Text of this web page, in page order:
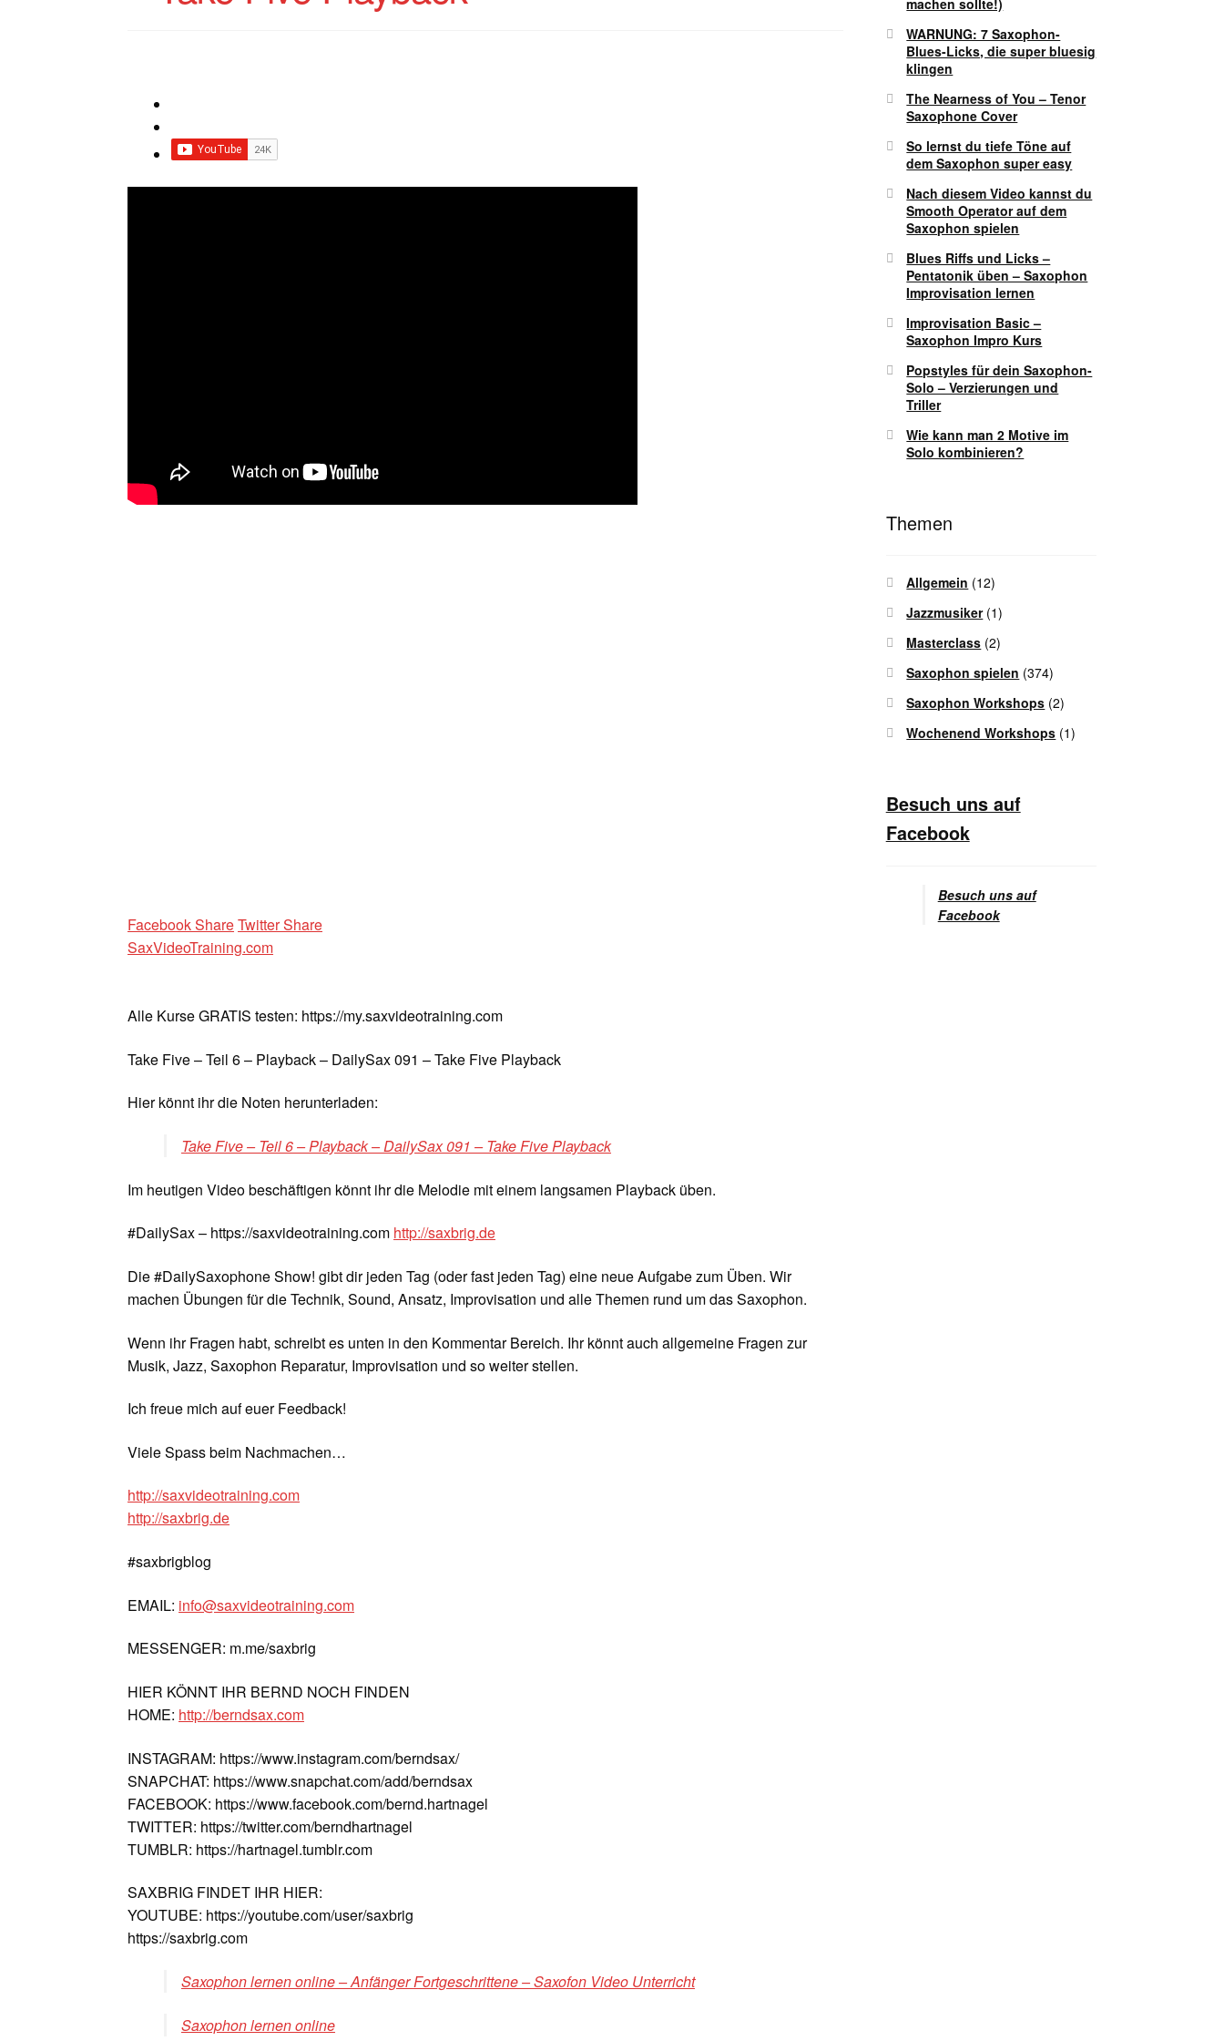
Facebook ShareTwitter Share
SaxVideoTraining.com
Alle Kurse GRATIS testen: https://my.saxvideotraining.com
Take Five – Teil 6 – Playback – DailySax 091 – Take Five Playback
Hier könnt ihr die Noten herunterladen:
Take Five – Teil 6 – Playback – DailySax 091 – Take Five Playback
Im heutigen Video beschäftigen könnt ihr die Melodie mit einem langsamen Playback üben.
#DailySax – https://saxvideotraining.com http://saxbrig.de
Die #DailySaxophone Show! gibt dir jeden Tag (oder fast jeden Tag) eine neue Aufgabe zum Üben. Wir
machen Übungen für die Technik, Sound, Ansatz, Improvisation und alle Themen rund um das Saxophon.
Wenn ihr Fragen habt, schreibt es unten in den Kommentar Bereich. Ihr könnt auch allgemeine Fragen zur
Musik, Jazz, Saxophon Reparatur, Improvisation und so weiter stellen.
Ich freue mich auf euer Feedback!
Viele Spass beim Nachmachen…
http://saxvideotraining.com
http://saxbrig.de
#saxbrigblog
EMAIL: info@saxvideotraining.com
MESSENGER: m.me/saxbrig
HIER KÖNNT IHR BERND NOCH FINDEN
HOME: http://berndsax.com
INSTAGRAM: https://www.instagram.com/berndsax/
SNAPCHAT: https://www.snapchat.com/add/berndsax
FACEBOOK: https://www.facebook.com/bernd.hartnagel
TWITTER: https://twitter.com/berndhartnagel
TUMBLR: https://hartnagel.tumblr.com
SAXBRIG FINDET IHR HIER:
YOUTUBE: https://youtube.com/user/saxbrig
https://saxbrig.com
Saxophon lernen online – Anfänger Fortgeschrittene – Saxofon Video Unterricht
Saxophon lernen online
WARNUNG: 7 Saxophon-
Blues-Licks, die super bluesig
klingen
The Nearness of You – Tenor
Saxophone Cover
So lernst du tiefe Töne auf
dem Saxophon super easy
Nach diesem Video kannst du
Smooth Operator auf dem
Saxophon spielen
Blues Riffs und Licks –
Pentatonik üben – Saxophon
Improvisation lernen
Improvisation Basic –
Saxophon Impro Kurs
Popstyles für dein Saxophon-
Solo – Verzierungen und
Triller
Wie kann man 2 Motive im
Solo kombinieren?
Themen
Allgemein (12)
Jazzmusiker(1)
Masterclass (2)
Saxophon spielen (374)
Saxophon Workshops (2)
Wochenend Workshops (1)
Besuch uns auf
Facebook
Besuch uns auf
Facebook